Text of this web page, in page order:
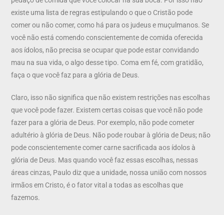
existe uma lista de regras estipulando o que o Cristão pode
comer ou não comer, como há para os judeus e muçulmanos. Se
você não está comendo conscientemente de comida oferecida
aos ídolos, não precisa se ocupar que pode estar convidando
mau na sua vida, o algo desse tipo. Coma em fé, com gratidão,
faça o que você faz para a glória de Deus.
Claro, isso não significa que não existem restrições nas escolhas
que você pode fazer. Existem certas coisas que você não pode
fazer para a glória de Deus. Por exemplo, não pode cometer
adultério à glória de Deus. Não pode roubar à glória de Deus; não
pode conscientemente comer carne sacrificada aos ídolos à
glória de Deus. Mas quando você faz essas escolhas, nessas
áreas cinzas, Paulo diz que a unidade, nossa união com nossos
irmãos em Cristo, é o fator vital a todas as escolhas que
fazemos.